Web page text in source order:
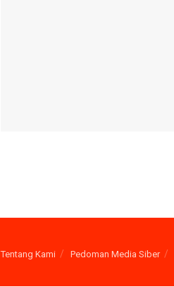
Tentang Kami Pedoman Media Siber